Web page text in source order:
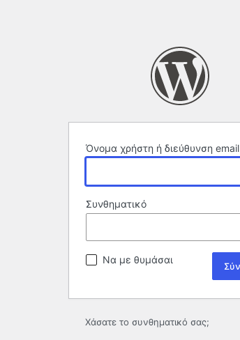
Όνομα χρήστη ή διεύθυνση email
Συνθηματικό
Να με θυμάσαι
Χάσατε το συνθηματικό σας;